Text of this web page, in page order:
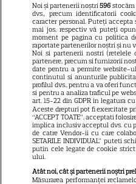
Contacte
Termeni
Politica de
Noi și partenerii noștri596
dvs., precum identificatorii
caracter personal. Puteți
mai jos, respectiv vă puteți
moment pe pagina cu politica
raportate partenerilor noștri și nu
Noi si partenerii nostri (retelele
partenere, precum si furnizorii
date pentru a permite website-
continutul si anunturile
profilul dvs., pentru a va oferi
si pentru a analiza traficul pe
art. 15-22 din GDPR in legatura
Aceste drepturi pot fi exercitate
“ACCEPT TOATE”, acceptati
implica inclusiv acceptul dvs. cu
de catre Vendor-ii cu care
SETARILE INDIVIDUAL” puteti
putin cele legate de cookie
ului.
Atât noi, cât și partenerii noștri
Măsurarea performanței